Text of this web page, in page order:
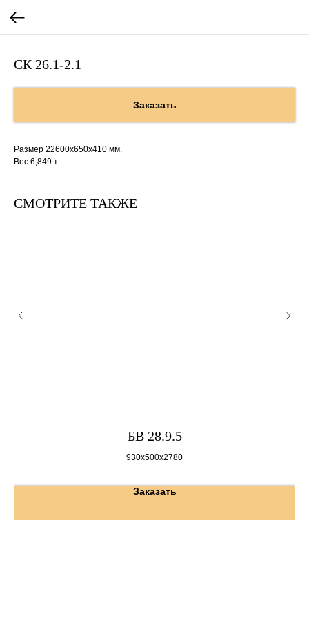
СК 26.1-2.1
Заказать
Размер 22600х650х410 мм.
Вес 6,849 т.
СМОТРИТЕ ТАКЖЕ
БВ 28.9.5
930х500х2780
Заказать